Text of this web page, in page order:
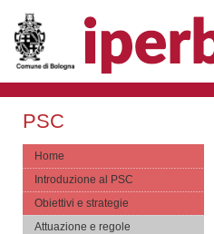
PSC
Home
Introduzione al PSC
Obiettivi e strategie
Attuazione e regole